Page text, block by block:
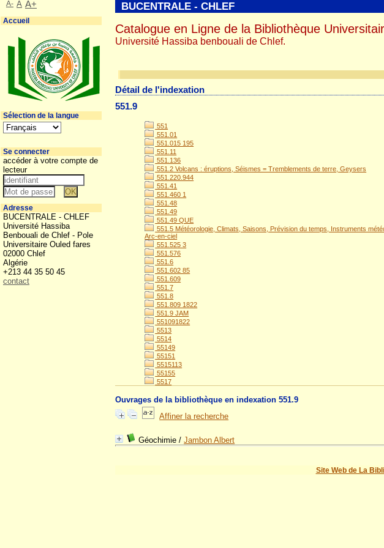
Détail de l'indexation
551.9
551
551.01
551.015 195
551.11
551.136
551.2 Volcans : éruptions, Séismes = Tremblements de terre, Geysers
551.220.944
551.41
551.460 1
551.48
551.49
551.49 QUE
551.5 Météorologie, Climats, Saisons, Prévision du temps, Instruments
Arc-en-ciel
551.525 3
551.576
551.6
551.602 85
551.609
551.7
551.8
551.809 1822
551.9 JAM
551091822
5513
5514
55149
55151
5515113
55155
5517
Ouvrages de la bibliothèque en indexation 551.9
Affiner la recherche
Géochimie /Jambon Albert
Site Web de La
BUCENTRALE - CHLEF
Catalogue en Ligne de la Bibliothèque
Université Hassiba benbouali de Chlef.
A- A A+
Accueil
Sélection de la langue
Se connecter
accéder à votre compte de
lecteur
Adresse
BUCENTRALE - CHLEF
Université Hassiba
Benbouali de Chlef - Pole
Universitaire Ouled fares
02000 Chlef
Algérie
+213 44 35 50 45
contact